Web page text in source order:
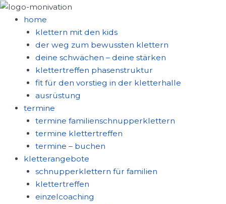
zum
inhalt
springen
home
klettern mit den kids
der weg zum bewussten klettern
deine schwächen – deine stärken
klettertreffen phasenstruktur
fit für den vorstieg in der kletterhalle
ausrüstung
termine
termine familienschnupperklettern
termine klettertreffen
termine – buchen
kletterangebote
schnupperklettern für familien
klettertreffen
einzelcoaching